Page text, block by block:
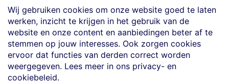
Volg ons op social media
Wij gebruiken cookies om onze website goed te laten
werken, inzicht te krijgen in het gebruik van de
website en onze content en aanbiedingen beter af te
stemmen op jouw interesses. Ook zorgen cookies
ervoor dat functies van derden correct worden
weergegeven. Lees meer in ons privacy- en
cookiebeleid.